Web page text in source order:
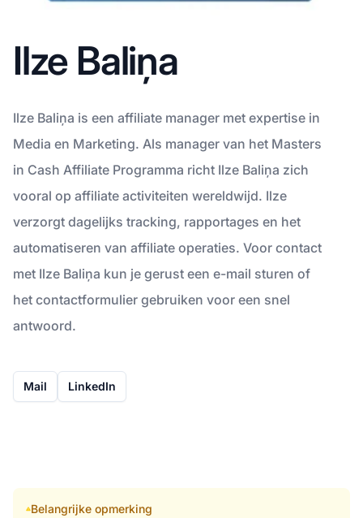
Ilze Baliņa
Ilze Baliņa is een affiliate manager met expertise in
Media en Marketing. Als manager van het Masters
in Cash Affiliate Programma richt Ilze Baliņa zich
vooral op affiliate activiteiten wereldwijd. Ilze
verzorgt dagelijks tracking, rapportages en het
automatiseren van affiliate operaties. Voor contact
met Ilze Baliņa kun je gerust een e-mail sturen of
het contactformulier gebruiken voor een snel
antwoord.
Mail LinkedIn
Belangrijke opmerking